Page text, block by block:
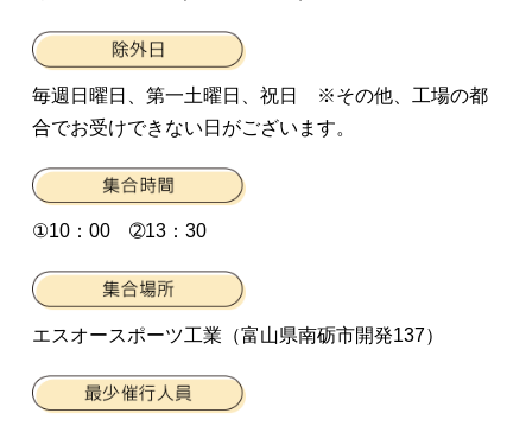
毎週日曜日、第一土曜日、祝日 ※その他、工場の都
合でお受けできない日がございます。
①10：00 ➁13：30
エスオースポーツ工業（富山県南砺市開発137）